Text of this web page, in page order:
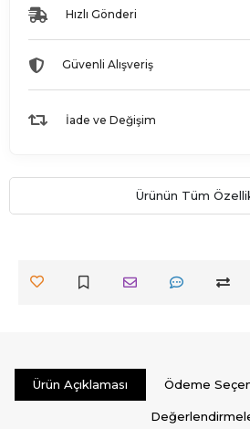
Hızlı Gönderi
Güvenli Alışveriş
İade ve Değişim
Ürünün Tüm
Ürün Açıklaması Ödeme